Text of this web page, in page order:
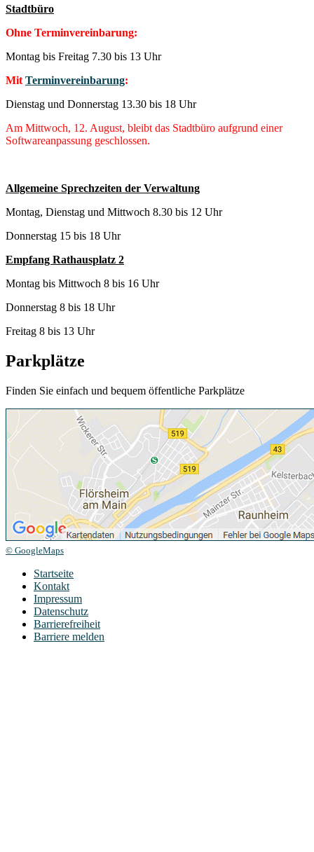
Stadtbüro
Ohne Terminvereinbarung:
Montag bis Freitag 7.30 bis 13 Uhr
Mit Terminvereinbarung:
Dienstag und Donnerstag 13.30 bis 18 Uhr
Am Mittwoch, 12. August, bleibt das Stadtbüro aufgrund einer
Softwareanpassung geschlossen.
Allgemeine Sprechzeiten der Verwaltung
Montag, Dienstag und Mittwoch 8.30 bis 12 Uhr
Donnerstag 15 bis 18 Uhr
Empfang Rathausplatz 2
Montag bis Mittwoch 8 bis 16 Uhr
Donnerstag 8 bis 18 Uhr
Freitag 8 bis 13 Uhr
Parkplätze
Finden Sie einfach und bequem öffentliche Parkplätze
© GoogleMaps
Startseite
Kontakt
Impressum
Datenschutz
Barrierefreiheit
Barriere melden